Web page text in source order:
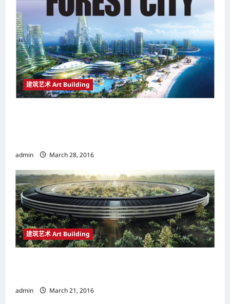
建筑艺术 Art Building
admin March 28, 2016
建筑艺术 Art Building
admin March 21, 2016